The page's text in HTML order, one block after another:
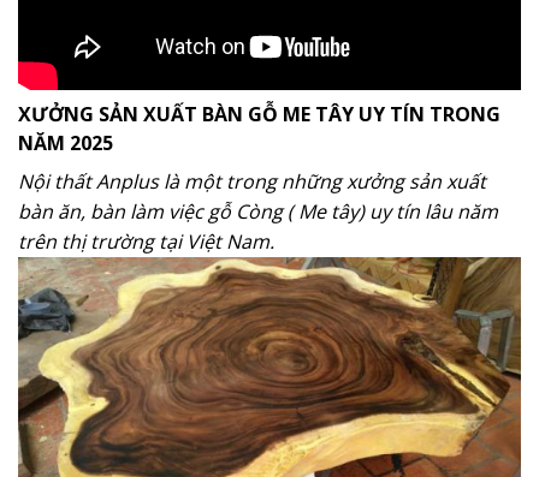
XƯỞNG SẢN XUẤT BÀN GỖ ME TÂY UY TÍN TRONG
NĂM 2025
Nội thất Anplus là một trong những xưởng sản xuất
bàn ăn, bàn làm việc gỗ Còng ( Me tây) uy tín lâu năm
trên thị trường tại Việt Nam.